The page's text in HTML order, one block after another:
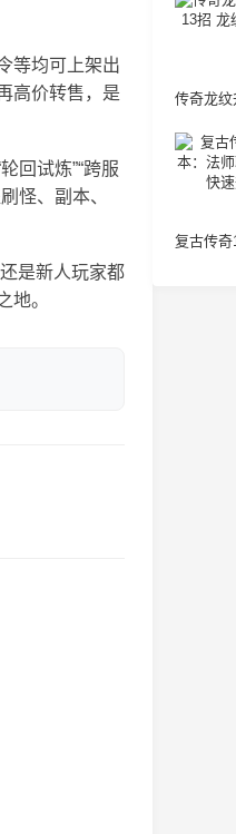
等均可上架出
高价转售，是
回试炼”“跨服
怪、副本、
是新人玩家都
地。
传奇龙
复古传